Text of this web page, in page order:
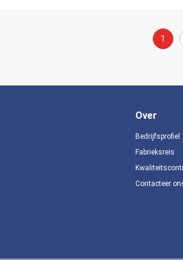
1
Over
Bedrijfsprofiel
Fabrieksreis
Contacteer